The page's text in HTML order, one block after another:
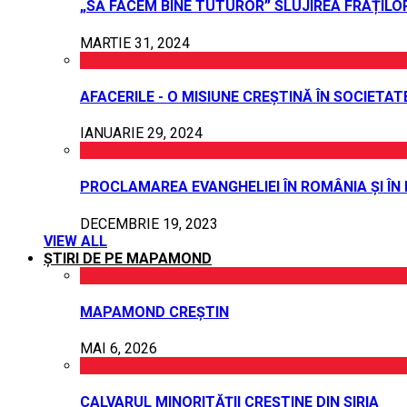
„SĂ FACEM BINE TUTUROR” SLUJIREA
MARTIE 31, 2024
AFACERILE - O MISIUNE CREȘTINĂ ÎN
IANUARIE 29, 2024
PROCLAMAREA EVANGHELIEI ÎN ROMÂNIA ȘI ÎN
DECEMBRIE 19, 2023
VIEW ALL
ȘTIRI DE PE MAPAMOND
MAPAMOND CREȘTIN
MAI 6, 2026
CALVARUL MINORITĂȚII CREȘTINE DIN SIRIA